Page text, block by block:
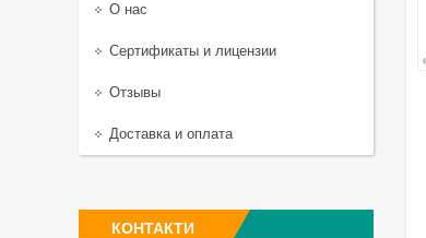
О нас
Сертификаты и лицензии
Отзывы
Доставка и оплата
КОНТАКТИ